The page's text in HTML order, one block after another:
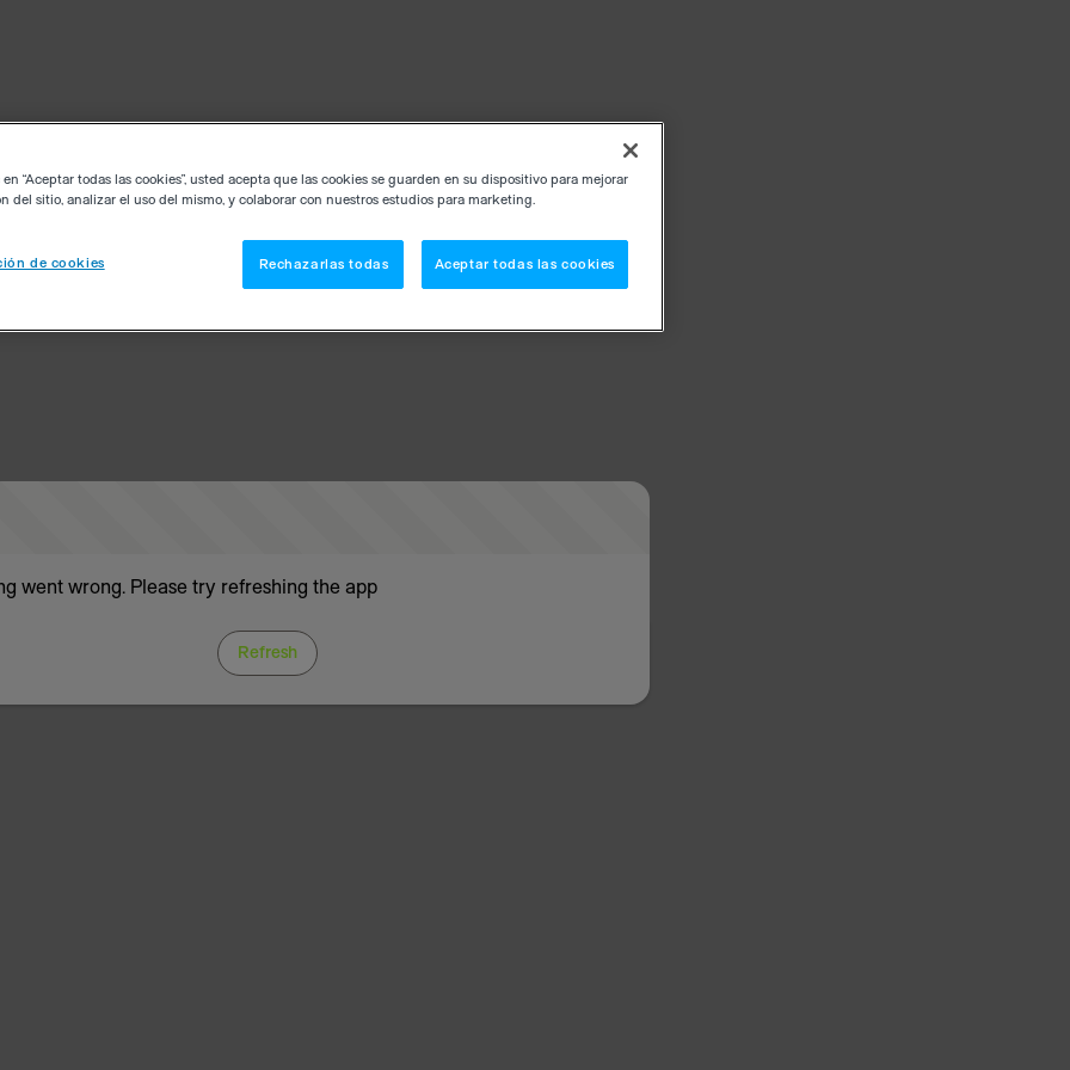
went wrong. Please try refreshing the app
Refresh
“Aceptar todas las cookies”, usted acepta que las cookies se guarden en su dispositivo para mejorar
del sitio, analizar el uso del mismo, y colaborar con nuestros estudios para marketing.
de cookies Rechazarlas todas Aceptar todas las cookies